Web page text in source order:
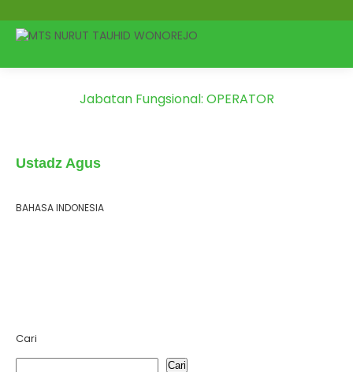
Jabatan Fungsional: OPERATOR
Ustadz Agus
BAHASA INDONESIA
Cari
Cari